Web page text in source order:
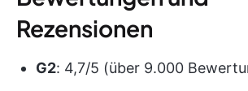
Rezensionen
G2: 4,7/5 (über 9.000